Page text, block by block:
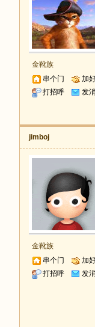
金靴族
串个门
加
打招呼
发
jimboj
金靴族
串个门
加
打招呼
发